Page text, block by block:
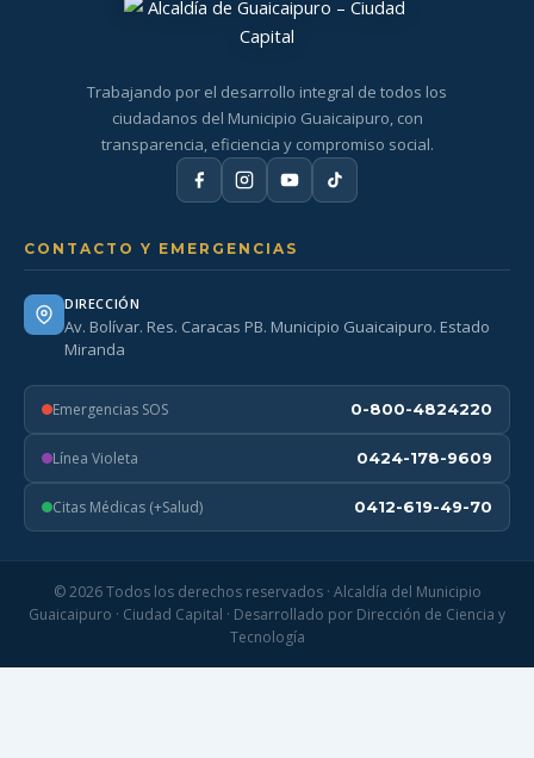
Trabajando por el desarrollo integral de todos los
ciudadanos del Municipio Guaicaipuro, con
transparencia, eficiencia y compromiso social.
CONTACTO Y EMERGENCIAS
DIRECCIÓN
Av. Bolívar. Res. Caracas PB. Municipio Guaicaipuro. Estado
Miranda
Emergencias SOS 0-800-4824220
Línea Violeta 0424-178-9609
Citas Médicas (+Salud) 0412-619-49-70
© 2026 Todos los derechos reservados · Alcaldía del Municipio
Guaicaipuro · Ciudad Capital · Desarrollado por Dirección de Ciencia y
Tecnología